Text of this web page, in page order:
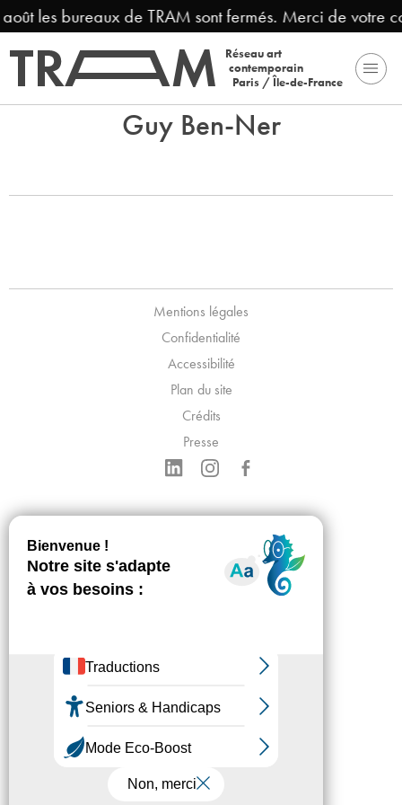
les bureaux de TRAM sont fermés. Merci de votre
Réseau art
contemporain
Paris / Île-de-France
Guy Ben-Ner
Mentions légales
Confidentialité
Accessibilité
Plan du site
Crédits
Presse